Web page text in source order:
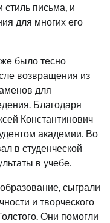
стиль письма, и
для многих его
было тесно
возвращения из
для
Благодаря
Константинович
академии. Во
в студенческой
в учебе.
сыграли
и творческого
Они помогли